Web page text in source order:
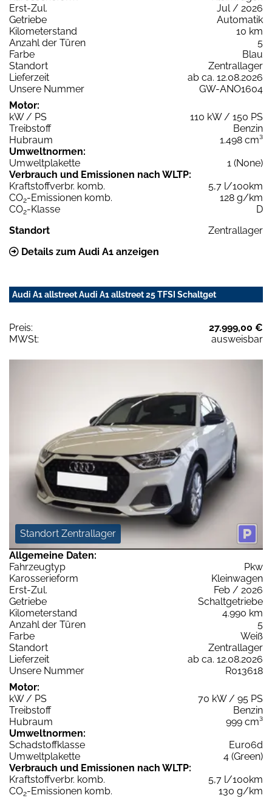
Erst-Zul.
Jul / 2026
Getriebe
Automatik
Kilometerstand
10 km
Anzahl der Türen
5
Farbe
Blau
Standort
Zentrallager
Lieferzeit
ab ca. 12.08.2026
Unsere Nummer
GW-ANO1604
Motor:
kW / PS
110 kW / 150 PS
Treibstoff
Benzin
Hubraum
1.498 cm³
Umweltnormen:
Umweltplakette
1 (None)
Verbrauch und Emissionen nach WLTP:
Kraftstoffverbr. komb.
5,7 l/100km
CO2-Emissionen komb.
128 g/km
CO2-Klasse
D
Standort
Zentrallager
Details zum Audi A1 anzeigen
Audi A1 allstreet Audi A1 allstreet 25 TFSI Schaltget
Preis:
27.999,00 €
MWSt:
ausweisbar
Standort Zentrallager
Allgemeine Daten:
Fahrzeugtyp
Pkw
Karosserieform
Kleinwagen
Erst-Zul.
Feb / 2026
Getriebe
Schaltgetriebe
Kilometerstand
4.990 km
Anzahl der Türen
5
Farbe
Weiß
Standort
Zentrallager
Lieferzeit
ab ca. 12.08.2026
Unsere Nummer
R013618
Motor:
kW / PS
70 kW / 95 PS
Treibstoff
Benzin
Hubraum
999 cm³
Umweltnormen:
Schadstoffklasse
Euro6d
Umweltplakette
4 (Green)
Verbrauch und Emissionen nach WLTP:
Kraftstoffverbr. komb.
5,7 l/100km
CO2-Emissionen komb.
130 g/km